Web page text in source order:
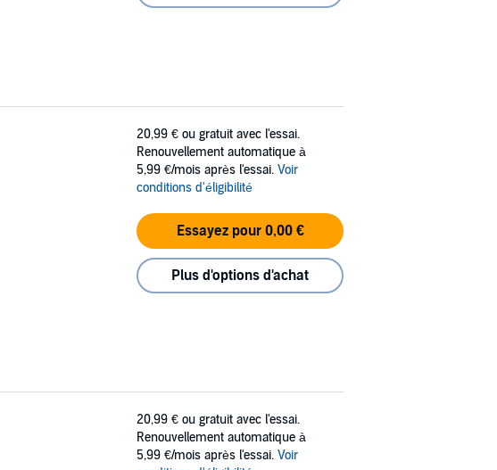
20,99 € ou gratuit avec l'essai.
Renouvellement automatique à
5,99 €/mois après l'essai. Voir
conditions d'éligibilité
Essayez pour 0,00 €
Plus d'options d'achat
20,99 € ou gratuit avec l'essai.
Renouvellement automatique à
5,99 €/mois après l'essai. Voir